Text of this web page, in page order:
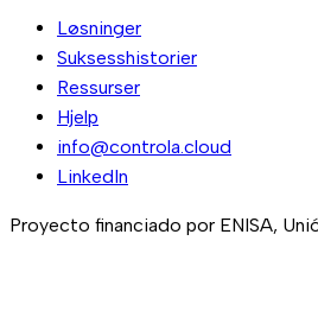
Løsninger
Suksesshistorier
Ressurser
Hjelp
info@controla.cloud
LinkedIn
Proyecto financiado por ENISA,